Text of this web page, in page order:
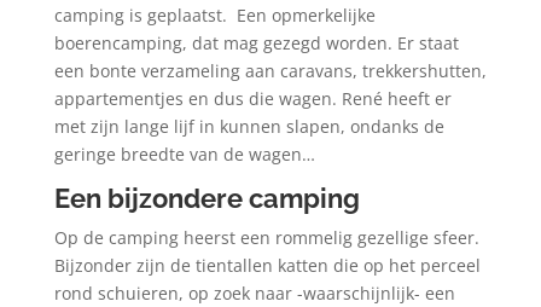
camping is geplaatst. Een opmerkelijke
boerencamping, dat mag gezegd worden. Er staat
een bonte verzameling aan caravans, trekkershutten,
appartementjes en dus die wagen. René heeft er
met zijn lange lijf in kunnen slapen, ondanks de
geringe breedte van de wagen…
Een bijzondere camping
Op de camping heerst een rommelig gezellige sfeer.
Bijzonder zijn de tientallen katten die op het perceel
rond schuieren, op zoek naar -waarschijnlijk- een